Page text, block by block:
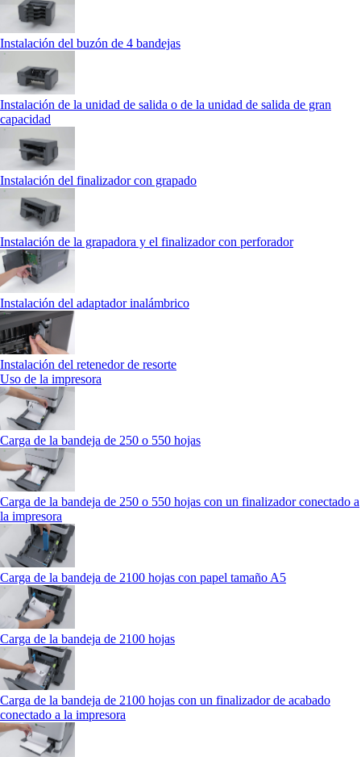
Instalación del buzón de 4 bandejas
Instalación de la unidad de salida o de la unidad de salida de gran
capacidad
Instalación del finalizador con grapado
Instalación de la grapadora y el finalizador con perforador
Instalación del adaptador inalámbrico
Instalación del retenedor de resorte
Uso de la impresora
Carga de la bandeja de 250 o 550 hojas
Carga de la bandeja de 250 o 550 hojas con un finalizador conectado a
la impresora
Carga de la bandeja de 2100 hojas con papel tamaño A5
Carga de la bandeja de 2100 hojas
Carga de la bandeja de 2100 hojas con un finalizador de acabado
conectado a la impresora